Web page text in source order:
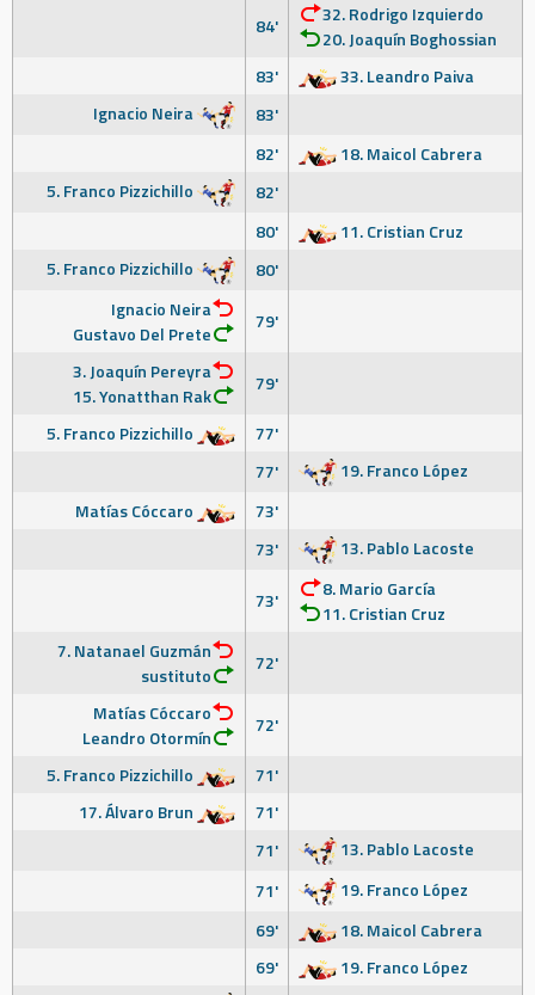
84'
32. Rodrigo Izquierdo
20. Joaquín Boghossian
83'
33. Leandro Paiva
Ignacio Neira
83'
82'
18. Maicol Cabrera
5. Franco Pizzichillo
82'
80'
11. Cristian Cruz
5. Franco Pizzichillo
80'
Ignacio Neira
Gustavo Del Prete
79'
3. Joaquín Pereyra
15. Yonatthan Rak
79'
5. Franco Pizzichillo
77'
77'
19. Franco López
Matías Cóccaro
73'
73'
13. Pablo Lacoste
73'
8. Mario García
11. Cristian Cruz
7. Natanael Guzmán
sustituto
72'
Matías Cóccaro
Leandro Otormín
72'
5. Franco Pizzichillo
71'
17. Álvaro Brun
71'
71'
13. Pablo Lacoste
71'
19. Franco López
69'
18. Maicol Cabrera
69'
19. Franco López